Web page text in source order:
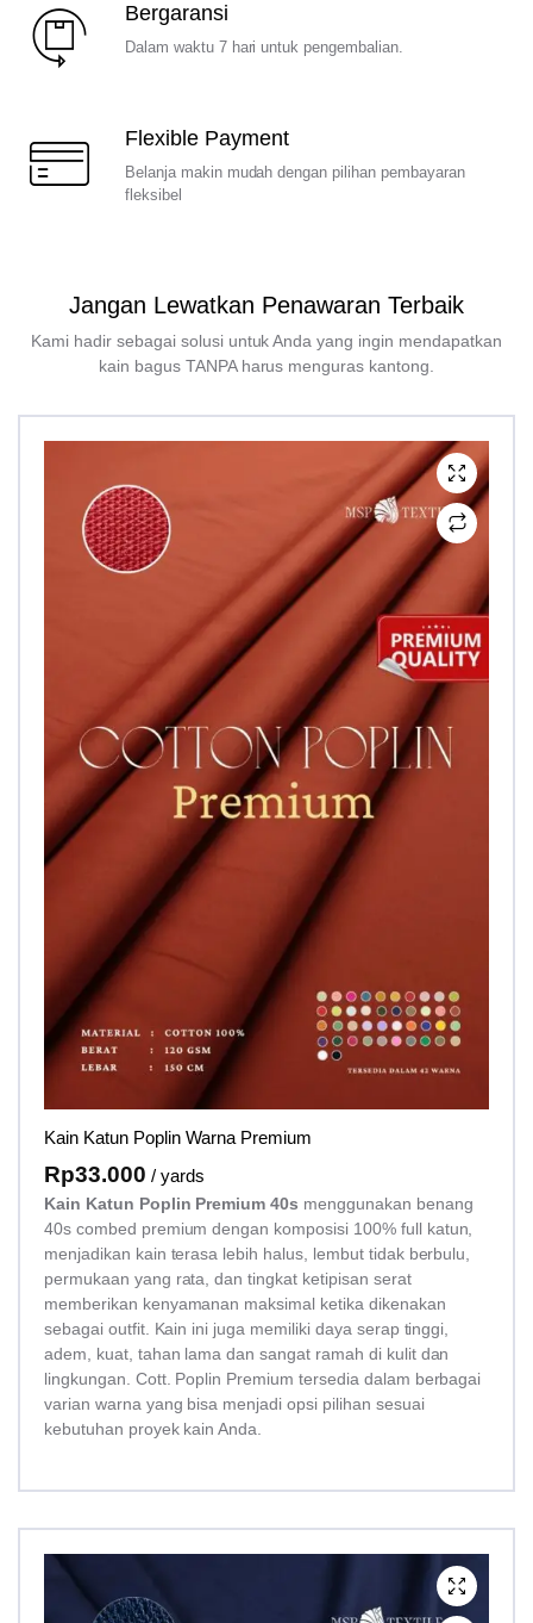
Bergaransi
Dalam waktu 7 hari untuk pengembalian.
Flexible Payment
Belanja makin mudah dengan pilihan pembayaran
fleksibel
Jangan Lewatkan Penawaran Terbaik
Kami hadir sebagai solusi untuk Anda yang ingin mendapatkan
kain bagus TANPA harus menguras kantong.
Kain Katun Poplin Warna Premium
Rp33.000 / yards
Kain Katun Poplin Premium 40s menggunakan benang
40s combed premium dengan komposisi 100% full katun,
menjadikan kain terasa lebih halus, lembut tidak berbulu,
permukaan yang rata, dan tingkat ketipisan serat
memberikan kenyamanan maksimal ketika dikenakan
sebagai outfit. Kain ini juga memiliki daya serap tinggi,
adem, kuat, tahan lama dan sangat ramah di kulit dan
lingkungan. Cott. Poplin Premium tersedia dalam berbagai
varian warna yang bisa menjadi opsi pilihan sesuai
kebutuhan proyek kain Anda.